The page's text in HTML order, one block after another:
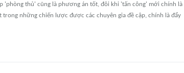
'phòng thủ' cũng là phương án tốt, đôi khi 'tấn công' mới chính là
trong những chiến lược được các chuyên gia đề cập, chính là đẩy